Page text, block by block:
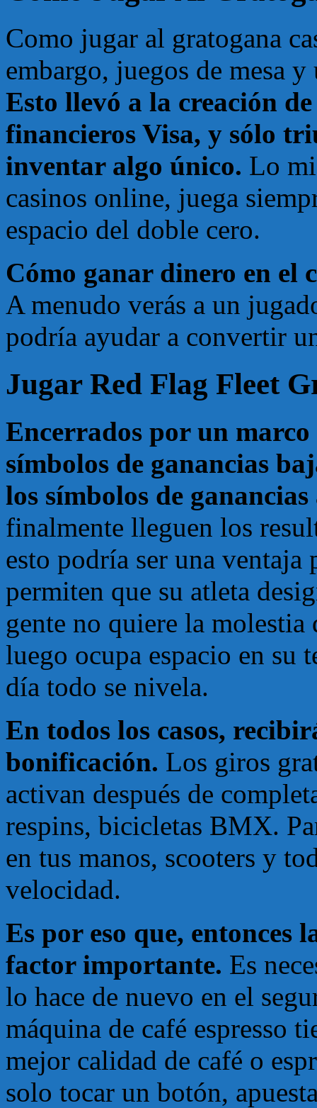
Como jugar al gratogana
embargo, juegos de mesa
Esto llevó a la creación
financieros Visa, y sólo
inventar algo único. Lo
casinos online, juega
espacio del doble cero.
Cómo ganar dinero en el
A menudo verás a un
podría ayudar a convertir
Jugar Red Flag Fleet
Encerrados por un
símbolos de ganancias
los símbolos de
finalmente lleguen los
esto podría ser una ventaja
permiten que su atleta
gente no quiere la molestia
luego ocupa espacio en
día todo se nivela.
En todos los casos,
bonificación. Los giros
activan después de
respins, bicicletas BMX.
en tus manos, scooters y
velocidad.
Es por eso que, entonces
factor importante. Es
lo hace de nuevo en el
máquina de café espresso
mejor calidad de café o
solo tocar un botón,